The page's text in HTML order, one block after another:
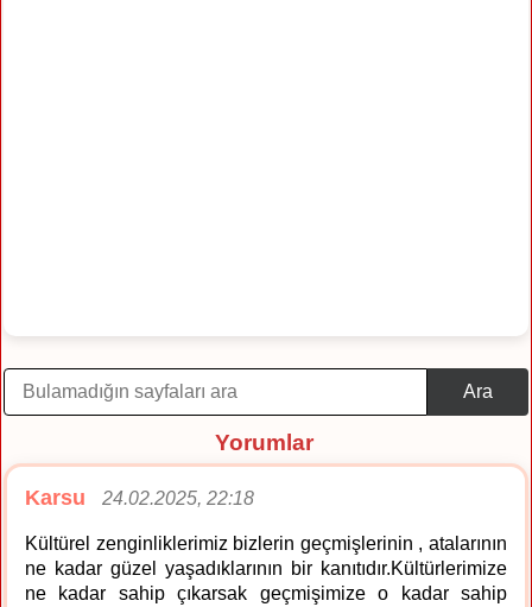
Ara
Yorumlar
Karsu 24.02.2025, 22:18
Kültürel zenginliklerimiz bizlerin geçmişlerinin , atalarının
ne kadar güzel yaşadıklarının bir kanıtıdır.Kültürlerimize
ne kadar sahip çıkarsak geçmişimize o kadar sahip